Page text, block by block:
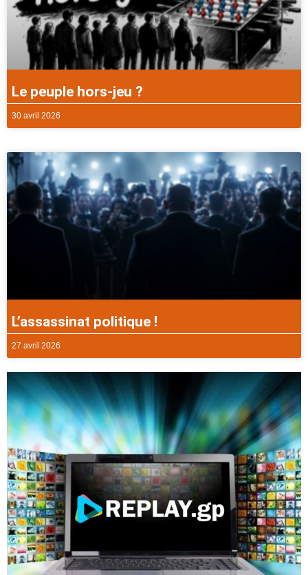
Le peuple hors-jeu ?
30 avril 2026
L’assassinat politique !
27 avril 2026